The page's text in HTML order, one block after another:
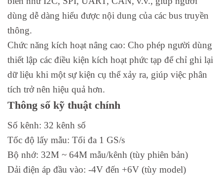
dùng dễ dàng hiểu được nội dung của các bus truyền
thông.
Chức năng kích hoạt nâng cao: Cho phép người dùng
thiết lập các điều kiện kích hoạt phức tạp để chỉ ghi lại
dữ liệu khi một sự kiện cụ thể xảy ra, giúp việc phân
tích trở nên hiệu quả hơn.
Thông số kỹ thuật chính
Số kênh: 32 kênh số
Tốc độ lấy mẫu: Tối đa 1 GS/s
Bộ nhớ: 32M ~ 64M mẫu/kênh (tùy phiên bản)
Dải điện áp đầu vào: -4V đến +6V (tùy model)